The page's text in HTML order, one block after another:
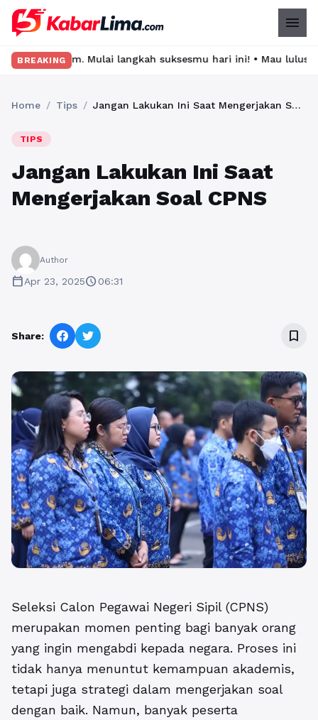
menu
BREAKING
Mulai langkah suksesmu hari ini! • Mau lulus? Latih dirimu
Home / Tips / Jangan Lakukan Ini Saat Mengerjakan Soal CPNS
TIPS
Jangan Lakukan Ini Saat
Mengerjakan Soal CPNS
Author
calendar_todayApr 23, 2025schedule06:31
Share: bookmark_border
Seleksi Calon Pegawai Negeri Sipil (CPNS)
merupakan momen penting bagi banyak orang
yang ingin mengabdi kepada negara. Proses ini
tidak hanya menuntut kemampuan akademis,
tetapi juga strategi dalam mengerjakan soal
dengan baik. Namun, banyak peserta